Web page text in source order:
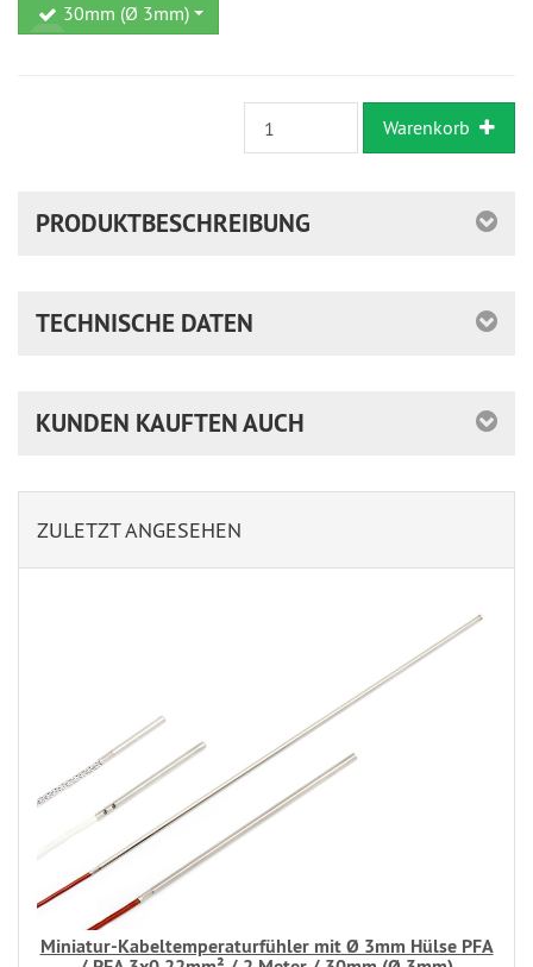
30mm (Ø 3mm)
Warenkorb
PRODUKTBESCHREIBUNG
TECHNISCHE DATEN
KUNDEN KAUFTEN AUCH
ZULETZT ANGESEHEN
Miniatur-Kabeltemperaturfühler mit Ø 3mm Hülse PFA